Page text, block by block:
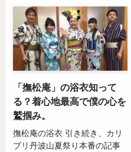
「撫松庵」の浴衣知って
る？着心地最高で僕の心を
鷲掴み。
撫松庵の浴衣 引き続き、カリ
ブリ丹波山夏祭り本番の記事